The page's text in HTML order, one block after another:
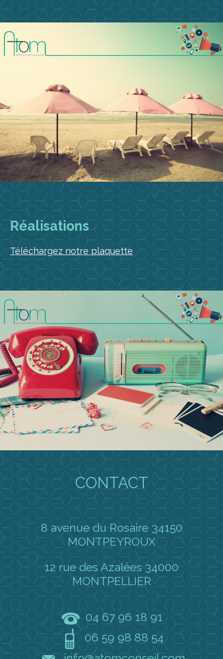
Réalisations
Téléchargez notre plaquette
CONTACT
8 avenue du Rosaire 34150
MONTPEYROUX
12 rue des Azalées 34000
MONTPELLIER
04 67 96 18 91
06 59 98 88 54